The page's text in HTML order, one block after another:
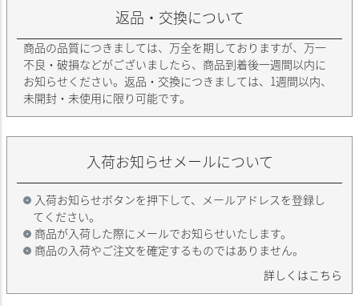
返品・交換について
商品の品質につきましては、万全を期しておりますが、万一
不良・破損などがございましたら、商品到着後一週間以内に
お知らせください。返品・交換につきましては、1週間以内、
未開封・未使用に限り可能です。
入荷お知らせメールについて
入荷お知らせボタンを押下して、メールアドレスを登録し
てください。
商品が入荷した際にメールでお知らせいたします。
商品の入荷やご注文を確定するものではありません。
詳しくはこちら